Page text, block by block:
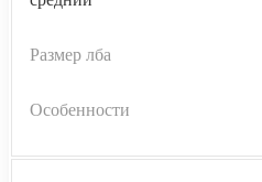
Размер лба
Особенности